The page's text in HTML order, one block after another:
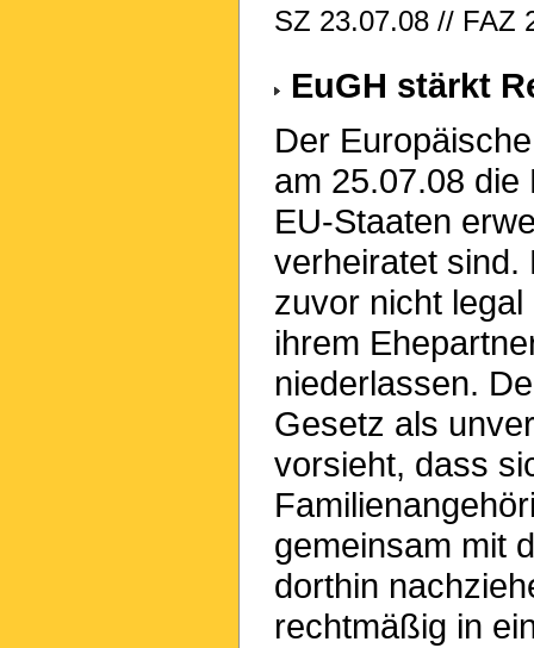
SZ 23.07.08 // FAZ
EuGH stärkt
Der
am 25.07.08
EU-Staaten
verheiratet sind.
zuvor nicht
ihrem
niederlassen.
Gesetz als
vorsieht, dass
gemeinsam mit
dorthin
rechtmäßig in